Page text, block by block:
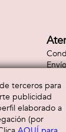
terceros para
publicidad
elaborado a
(por